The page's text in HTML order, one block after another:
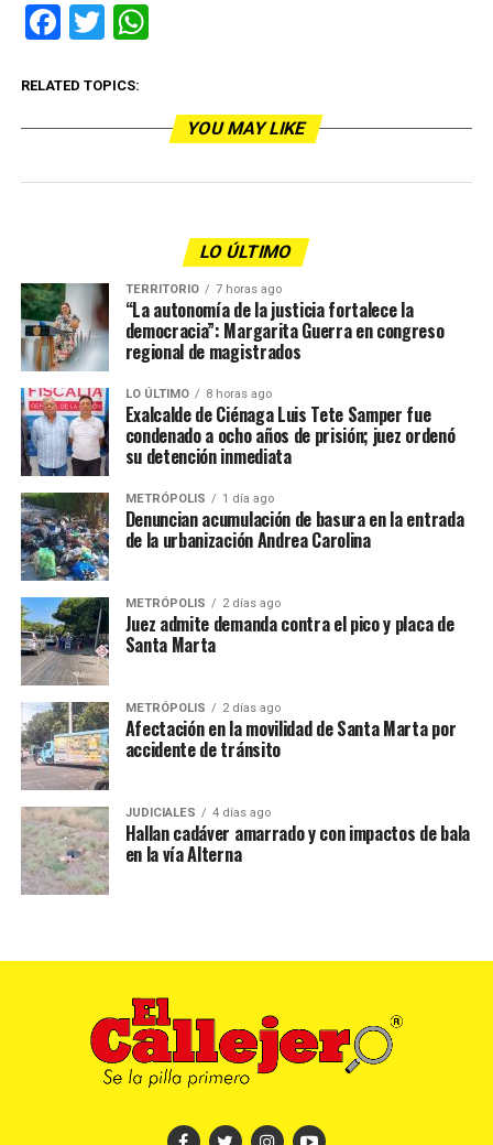
Facebook
TwitterWhatsApp
RELATED TOPICS:
YOU MAY LIKE
LO ÚLTIMO
TERRITORIO 7 horas ago
“La autonomía de la justicia fortalece la
democracia”: Margarita Guerra en congreso
regional de magistrados
LO ÚLTIMO 8 horas ago
Exalcalde de Ciénaga Luis Tete Samper fue
condenado a ocho años de prisión; juez ordenó
su detención inmediata
METRÓPOLIS 1 día ago
Denuncian acumulación de basura en la entrada
de la urbanización Andrea Carolina
METRÓPOLIS 2 días ago
Juez admite demanda contra el pico y placa de
Santa Marta
METRÓPOLIS 2 días ago
Afectación en la movilidad de Santa Marta por
accidente de tránsito
JUDICIALES 4 días ago
Hallan cadáver amarrado y con impactos de bala
en la vía Alterna